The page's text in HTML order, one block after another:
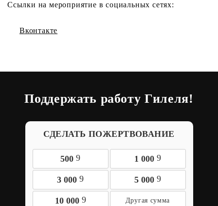
Ссылки на мероприятие в социальных сетях:
Вконтакте
Поддержать работу Гилеля!
СДЕЛАТЬ ПОЖЕРТВОВАНИЕ
500 9 1 000 9
3 000 9 5 000 9
10 000 9